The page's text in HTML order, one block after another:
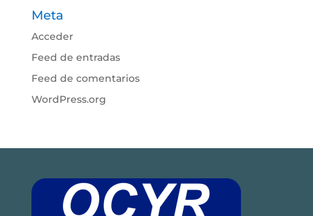
Meta
Acceder
Feed de entradas
Feed de comentarios
WordPress.org